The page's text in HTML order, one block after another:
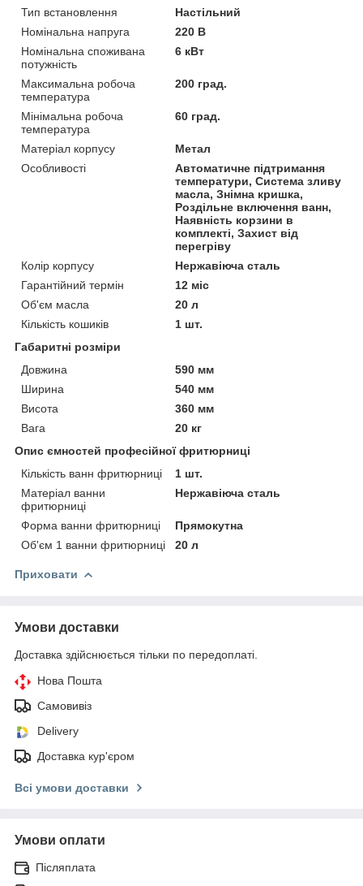
Тип встановлення
Настільний
Номінальна напруга
220 В
Номінальна споживана
потужність
6 кВт
Максимальна робоча
температура
200 град.
Мінімальна робоча
температура
60 град.
Матеріал корпусу
Метал
Особливості
Автоматичне підтримання
температури, Система зливу
масла, Знімна кришка,
Роздільне включення ванн,
Наявність корзини в
комплекті, Захист від
перегріву
Колір корпусу
Нержавіюча сталь
Гарантійний термін
12 міс
Об'єм масла
20 л
Кількість кошиків
1 шт.
Габаритні розміри
Довжина
590 мм
Ширина
540 мм
Висота
360 мм
Вага
20 кг
Опис ємностей професійної фритюрниці
Кількість ванн фритюрниці
1 шт.
Матеріал ванни
фритюрниці
Нержавіюча сталь
Форма ванни фритюрниці
Прямокутна
Об'єм 1 ванни фритюрниці
20 л
Приховати
Умови доставки
Доставка здійснюється тільки по передоплаті.
Нова Пошта
Самовивіз
Delivery
Доставка кур'єром
Всі умови доставки
Умови оплати
Післяплата